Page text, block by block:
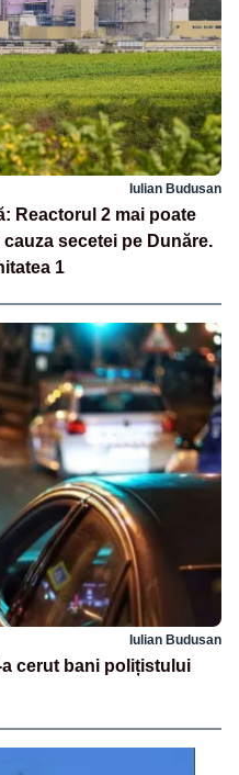
Iulian Budusan
Reactorul 2 mai poate
secetei pe Dunăre.
1
Iulian Budusan
cerut bani polițistului